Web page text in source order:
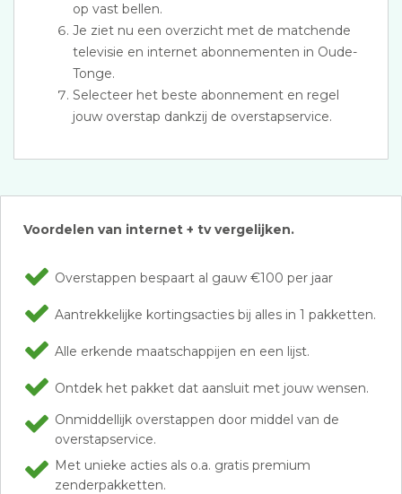
op vast bellen.
Je ziet nu een overzicht met de matchende
televisie en internet abonnementen in Oude-
Tonge.
Selecteer het beste abonnement en regel
jouw overstap dankzij de overstapservice.
Voordelen van internet + tv vergelijken.
Overstappen bespaart al gauw €100 per jaar
Aantrekkelijke kortingsacties bij alles in 1 pakketten.
Alle erkende maatschappijen en een lijst.
Ontdek het pakket dat aansluit met jouw wensen.
Onmiddellijk overstappen door middel van de
overstapservice.
Met unieke acties als o.a. gratis premium
zenderpakketten.